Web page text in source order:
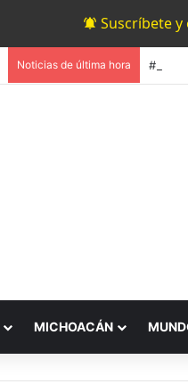
Suscríbete
Noticias de última hora
MICHOACÁN